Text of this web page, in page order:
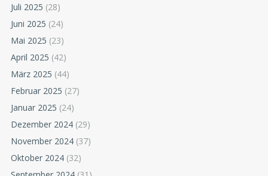
Juli 2025 (28)
Juni 2025 (24)
Mai 2025 (23)
April 2025 (42)
März 2025 (44)
Februar 2025 (27)
Januar 2025 (24)
Dezember 2024 (29)
November 2024 (37)
Oktober 2024 (32)